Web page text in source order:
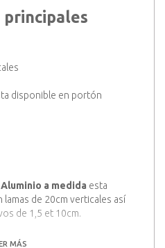
MÁS
principales
disponible en portón
a medida esta
de 20cm verticales así
de 1,5 et 10cm.